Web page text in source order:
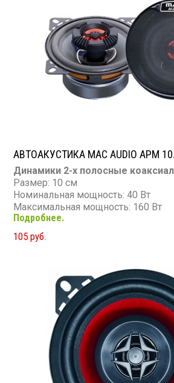
АВТОАКУСТИКА MAC AUDIO APM
Динамики 2-х полосные
Размер: 10 см
Номинальная мощность: 40 Вт
Максимальная мощность: 160 Вт
Диапазон частот: 55 - 20 000 Гц
Чувствительность: 89 дБ
Сопротивление: 4 Ом
Подробнее.
105 руб.